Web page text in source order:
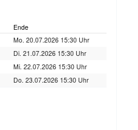
Ende
Mo. 20.07.2026 15:30 Uhr
Di. 21.07.2026 15:30 Uhr
Mi. 22.07.2026 15:30 Uhr
Do. 23.07.2026 15:30 Uhr